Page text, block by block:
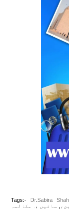
Tags:- Dr.Sabira
, سائیں ، ,